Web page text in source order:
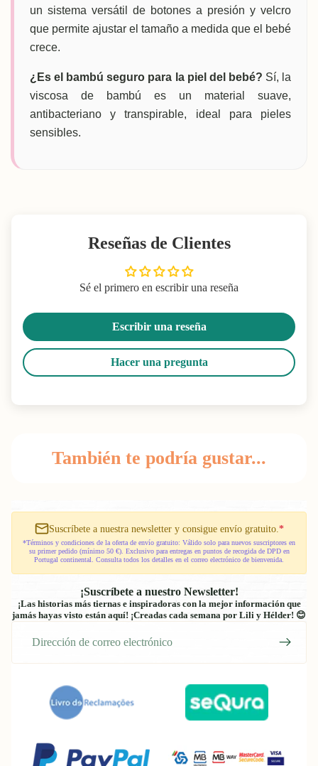
un sistema versátil de botones a presión y velcro
que permite ajustar el tamaño a medida que el bebé
crece.
¿Es el bambú seguro para la piel del bebé? Sí, la
viscosa de bambú es un material suave,
antibacteriano y transpirable, ideal para pieles
sensibles.
Reseñas de Clientes
Sé el primero en escribir una reseña
Escribir una reseña
Hacer una pregunta
También te podría gustar...
Suscríbete a nuestra newsletter y consigue envío gratuito. *
*Términos y condiciones de la oferta de envío gratuito: Válido solo para nuevos suscriptores en
su primer pedido (mínimo 50 €). Exclusivo para entregas en puntos de recogida de DPD en
Portugal continental. Consulta todos los detalles en el correo electrónico de bienvenida.
¡Suscríbete a nuestro Newsletter!
¡Las historias más tiernas e inspiradoras con la mejor información que
jamás hayas visto están aquí! ¡Creadas cada semana por Lili y Hélder! 😊
electrónico